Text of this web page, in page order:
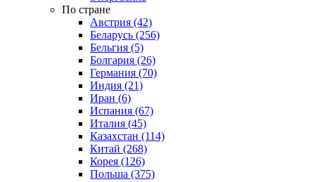
По стране
Австрия (42)
Беларусь (256)
Бельгия (5)
Болгария (26)
Германия (70)
Индия (21)
Иран (6)
Испания (67)
Италия (45)
Казахстан (114)
Китай (268)
Корея (126)
Польша (375)